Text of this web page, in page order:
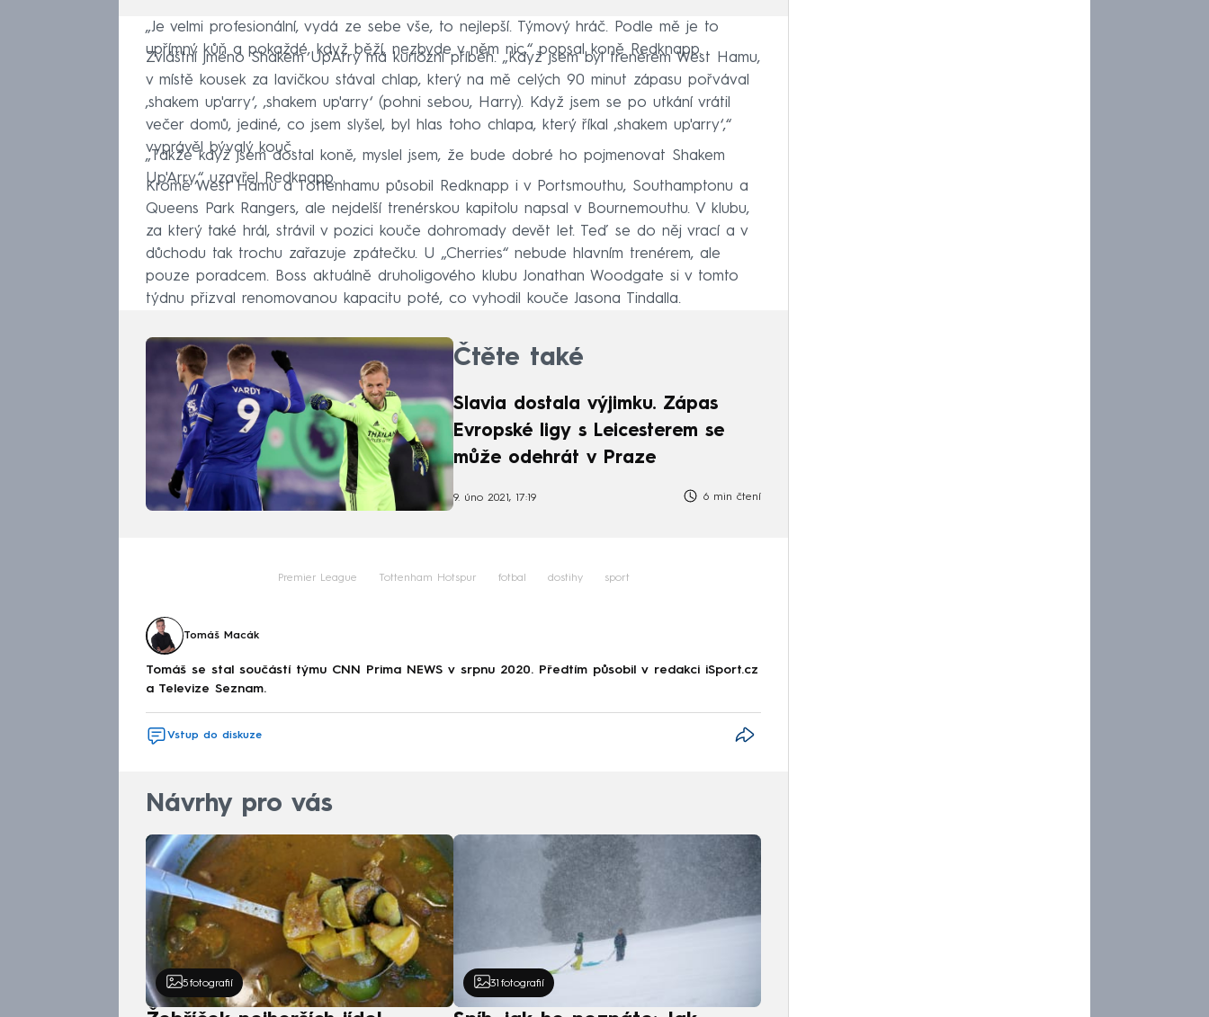
„Je velmi profesionální, vydá ze sebe vše, to nejlepší. Týmový hráč. Podle mě je to
upřímný kůň a pokaždé, když běží, nezbyde v něm nic,“ popsal koně Redknapp.
Zvláštní jméno Shakem Up'Arry má kuriózní příběh. „Když jsem byl trenérem West Hamu,
v místě kousek za lavičkou stával chlap, který na mě celých 90 minut zápasu pořvával
‚shakem up'arry‘, ‚shakem up'arry‘ (pohni sebou, Harry). Když jsem se po utkání vrátil
večer domů, jediné, co jsem slyšel, byl hlas toho chlapa, který říkal ‚shakem up'arry‘,“
vyprávěl bývalý kouč.
„Takže když jsem dostal koně, myslel jsem, že bude dobré ho pojmenovat Shakem
Up'Arry,“ uzavřel Redknapp.
Kromě West Hamu a Tottenhamu působil Redknapp i v Portsmouthu, Southamptonu a
Queens Park Rangers, ale nejdelší trenérskou kapitolu napsal v Bournemouthu. V klubu,
za který také hrál, strávil v pozici kouče dohromady devět let. Teď se do něj vrací a v
důchodu tak trochu zařazuje zpátečku. U „Cherries“ nebude hlavním trenérem, ale
pouze poradcem. Boss aktuálně druholigového klubu Jonathan Woodgate si v tomto
týdnu přizval renomovanou kapacitu poté, co vyhodil kouče Jasona Tindalla.
Čtěte také
Slavia dostala výjimku. Zápas
Evropské ligy s Leicesterem se
může odehrát v Praze
9. úno 2021, 17:19 6 min čtení
Premier League Tottenham Hotspur fotbal dostihy sport
Tomáš Macák
Tomáš se stal součástí týmu CNN Prima NEWS v srpnu 2020. Předtím působil v redakci iSport.cz
a Televize Seznam.
Vstup do diskuze
Návrhy pro vás
5 fotografií 31 fotografií